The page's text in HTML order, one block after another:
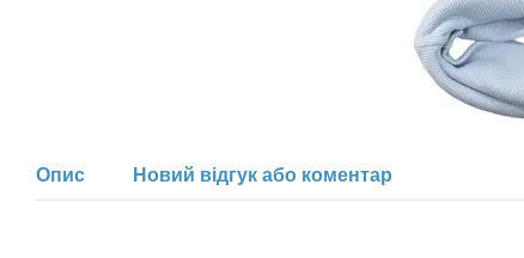
Опис Новий відгук або коментар